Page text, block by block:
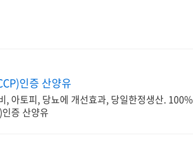
인증 산양유
, 아토피, 당뇨에 개선효과, 당일한정생산. 100%
증 산양유